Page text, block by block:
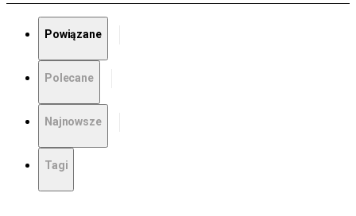
Powiązane
Polecane
Najnowsze
Tagi